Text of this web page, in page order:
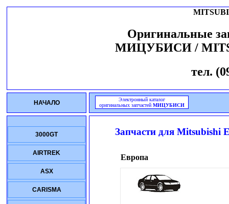
Оригинальные
МИЦУБИСИ /
тел.
НАЧАЛО
Электронный каталог
оригинальных запчастей МИЦУБИСИ
3000GT
AIRTREK
ASX
CARISMA
Запчасти для Mitsubishi
Европа